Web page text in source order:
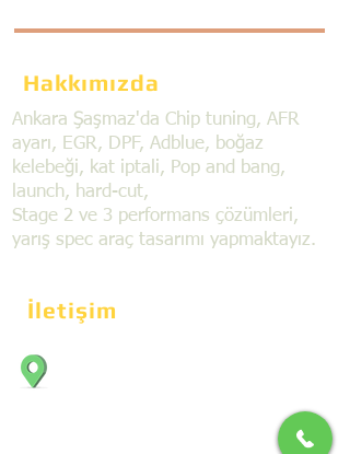
Hakkımızda
Ankara Şaşmaz'da Chip tuning, AFR
ayarı, EGR, DPF, Adblue, boğaz
kelebeği, kat iptali, Pop and bang,
launch, hard-cut,
Stage 2 ve 3 performans çözümleri,
yarış spec araç tasarımı yapmaktayız.
İletişim